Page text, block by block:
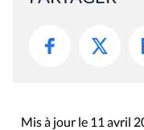
Mis à jour le 11 avril